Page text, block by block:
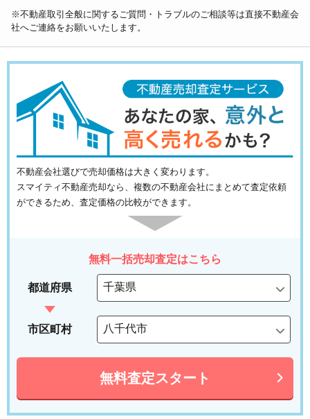
※不動産取引全般に関するご質問・トラブルのご相談等は直接不動産会
社へご連絡をお願いいたします。
不動産会社選びで売却価格は大きく変わります。
スマイティ不動産売却なら、複数の不動産会社にまとめて査定依頼
ができるため、査定価格の比較ができます。
無料一括売却査定はこちら
都道府県
市区町村
無料査定スタート